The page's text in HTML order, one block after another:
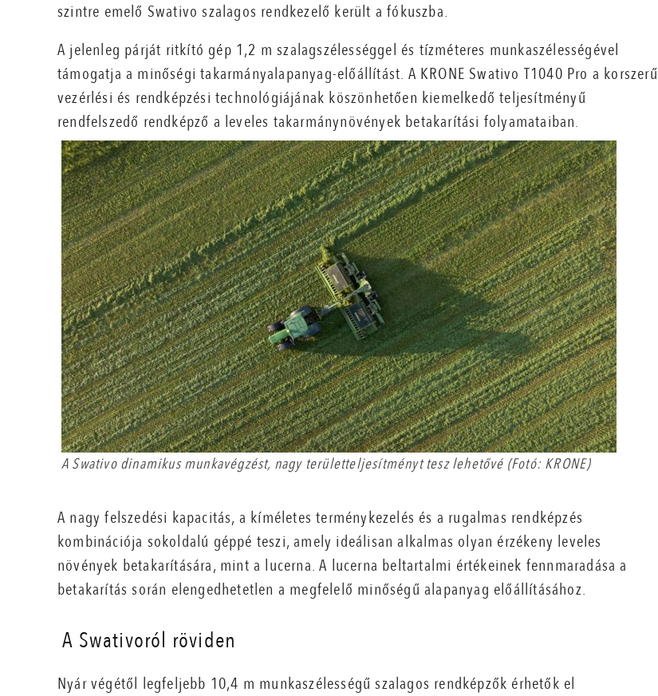
szintre emelő Swativo szalagos rendkezelő került a fókuszba.
A jelenleg párját ritkító gép 1,2 m szalagszélességgel és tízméteres munkaszélességével
támogatja a minőségi takarmányalapanyag-előállítást. A KRONE Swativo T1040 Pro a korszerű
vezérlési és rendképzési technológiájának köszönhetően kiemelkedő teljesítményű
rendfelszedő rendképző a leveles takarmánynövények betakarítási folyamataiban.
A Swativo dinamikus munkavégzést, nagy területteljesítményt tesz lehetővé (Fotó: KRONE)
A nagy felszedési kapacitás, a kíméletes terménykezelés és a rugalmas rendképzés
kombinációja sokoldalú géppé teszi, amely ideálisan alkalmas olyan érzékeny leveles
növények betakarítására, mint a lucerna.A lucerna beltartalmi értékeinek fennmaradása a
betakarítás során elengedhetetlen a megfelelő minőségű alapanyag előállításához.
A Swativoról röviden
Nyár végétől legfeljebb 10,4 m munkaszélességű szalagos rendképzők érhetők el